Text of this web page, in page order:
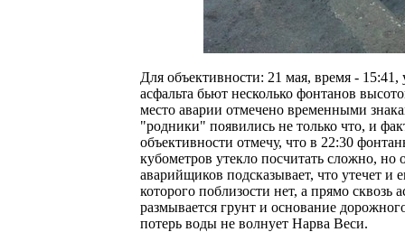
Для объективности: 21 мая, время -
асфальта бьют несколько фонтанов
место аварии отмечено временными
"родники" появились не только что, и
объективности отмечу, что в 22:30
кубометров утекло посчитать сложно, но
аварийщиков подсказывает, что утечет
которого поблизости нет, а прямо сквозь
размывается грунт и основание
потерь воды не волнует Нарва Веси.